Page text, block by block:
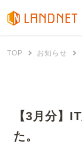
TOP お知らせ
【3月分】
た。